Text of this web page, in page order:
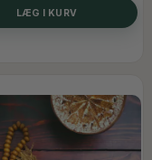
LÆG I KURV